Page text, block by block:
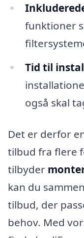
funktioner
Tid til
også skal
Det er derfor
tilbud fra flere
tilbyder
kan du
tilbud, der
behov. Med